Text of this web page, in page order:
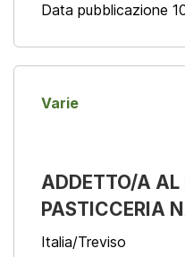
Data pubblicazione
Varie
ADDETTO/A AL
PASTICCERIA
Italia/Treviso